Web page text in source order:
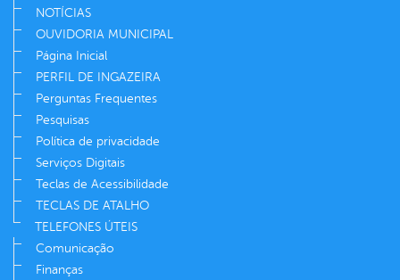
NOTÍCIAS
OUVIDORIA MUNICIPAL
Página Inicial
PERFIL DE INGAZEIRA
Perguntas Frequentes
Pesquisas
Política de privacidade
Serviços Digitais
Teclas de Acessibilidade
TECLAS DE ATALHO
TELEFONES ÚTEIS
Comunicação
Finanças